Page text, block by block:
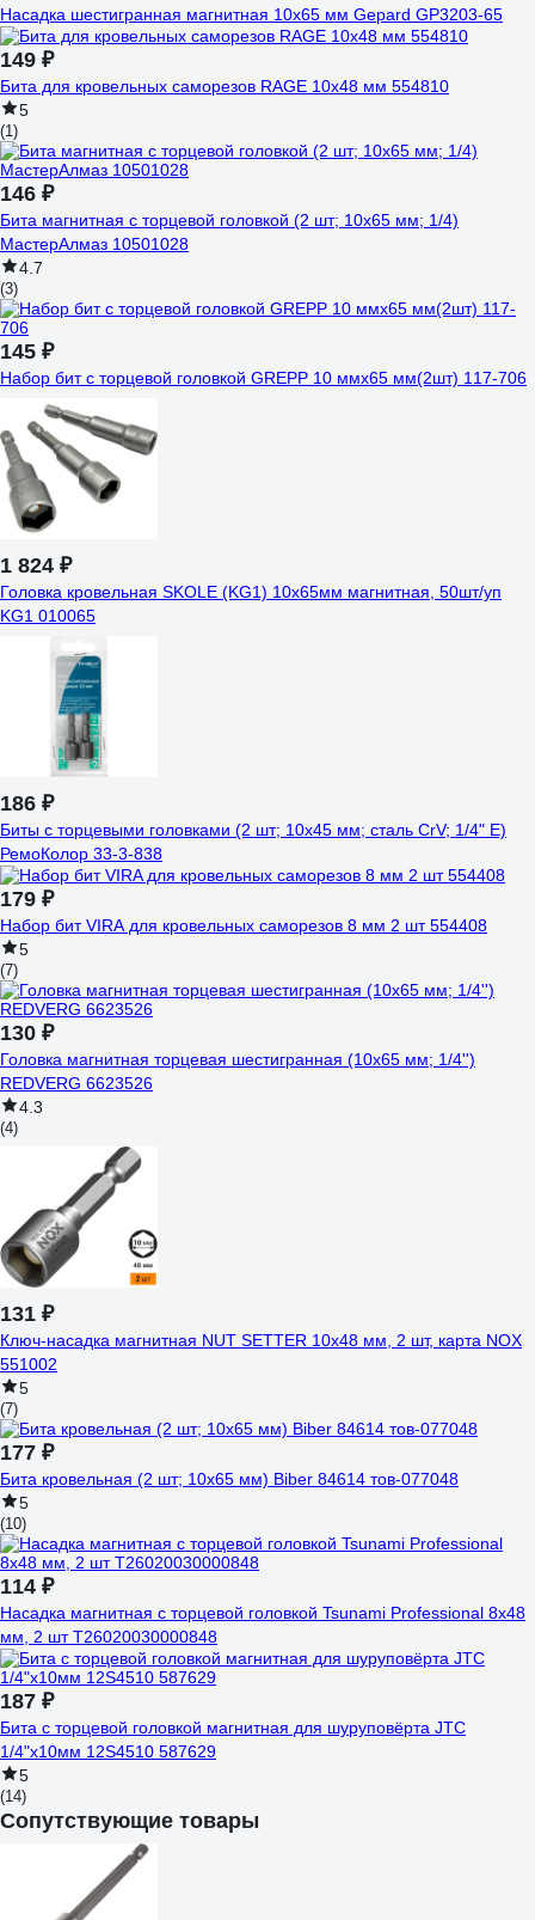
Насадка шестигранная магнитная 10x65 мм Gepard GP3203-65
149 ₽
Бита для кровельных саморезов RAGE 10х48 мм 554810
5
(1)
146 ₽
Бита магнитная с торцевой головкой (2 шт; 10х65 мм; 1/4)
МастерАлмаз 10501028
4.7
(3)
145 ₽
Набор бит с торцевой головкой GREPP 10 ммх65 мм(2шт) 117-706
1 824 ₽
Головка кровельная SKOLE (KG1) 10х65мм магнитная, 50шт/уп
KG1 010065
186 ₽
Биты с торцевыми головками (2 шт; 10х45 мм; сталь CrV; 1/4" Е)
РемоКолор 33-3-838
179 ₽
Набор бит VIRA для кровельных саморезов 8 мм 2 шт 554408
5
(7)
130 ₽
Головка магнитная торцевая шестигранная (10х65 мм; 1/4'')
REDVERG 6623526
4.3
(4)
131 ₽
Ключ-насадка магнитная NUT SETTER 10x48 мм, 2 шт, карта NOX
551002
5
(7)
177 ₽
Бита кровельная (2 шт; 10х65 мм) Biber 84614 тов-077048
5
(10)
114 ₽
Насадка магнитная с торцевой головкой Tsunami Professional 8х48
мм, 2 шт T26020030000848
187 ₽
Бита с торцевой головкой магнитная для шуруповёрта JTC
1/4"x10мм 12S4510 587629
5
(14)
Сопутствующие товары